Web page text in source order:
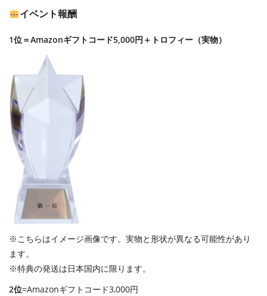
イベント報酬
1位＝Amazonギフトコード5,000円＋トロフィー（実物）
※こちらはイメージ画像です。実物と形状が異なる可能性があり
ます。
※特典の発送は日本国内に限ります。
2位=Amazonギフトコード3,000円